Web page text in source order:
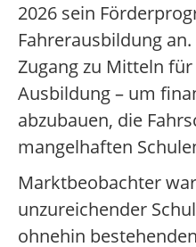
2026 sein
Fahrerausbildung
Zugang zu Mitteln
Ausbildung – um
abzubauen, die
mangelhaften
Marktbeobachter
unzureichender
ohnehin